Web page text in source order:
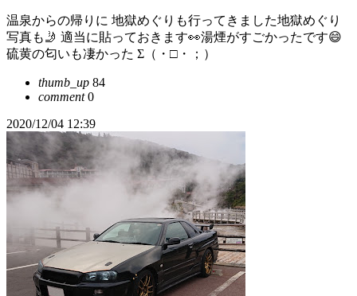
温泉からの帰りに 地獄めぐりも行ってきました地獄めぐり
写真も🤳 適当に貼っておきます👀湯煙がすごかったです😄
硫黄の匂いも凄かった Σ（・□・；）
thumb_up 84
comment0
2020/12/04 12:39